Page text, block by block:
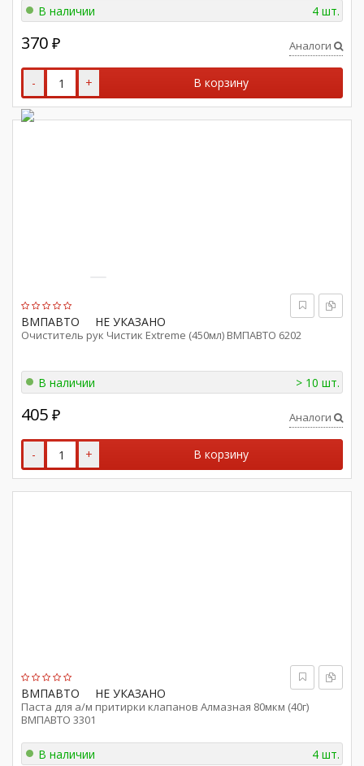
В наличии 4 шт.
370 ₽ Аналоги
- + В корзину
ВМПАВТО НЕ УКАЗАНО
Очиститель рук Чистик Extreme (450мл) ВМПАВТО 6202
В наличии > 10 шт.
405 ₽ Аналоги
- + В корзину
ВМПАВТО НЕ УКАЗАНО
Паста для а/м притирки клапанов Алмазная 80мкм (40г)
ВМПАВТО 3301
В наличии 4 шт.